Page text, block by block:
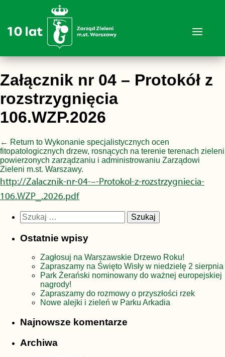
Załącznik nr 04 – Protokół z
rozstrzygnięcia
106.WZP.2026
← Return to Wykonanie specjalistycznych ocen
fitopatologicznych drzew, rosnących na terenie terenach zieleni
powierzonych zarządzaniu i administrowaniu Zarządowi
Zieleni m.st. Warszawy.
http://Zalacznik-nr-04-–-Protokol-z-rozstrzygniecia-
106.WZP_.2026.pdf
Szukaj:
Ostatnie wpisy
Zagłosuj na Warszawskie Drzewo Roku!
Zapraszamy na Święto Wisły w niedzielę 2 sierpnia
Park Żerański nominowany do ważnej europejskiej
nagrody!
Zapraszamy do rozmowy o przyszłości rzek
Nowe alejki i zieleń w Parku Arkadia
Najnowsze komentarze
Archiwa